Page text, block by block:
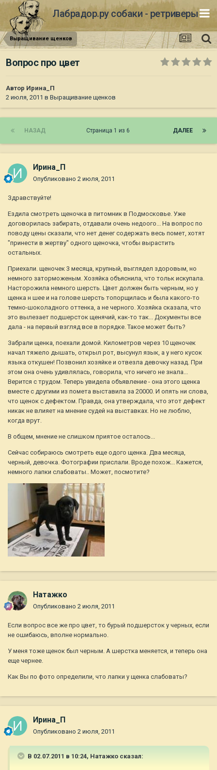
Лабрадор.ру собаки - ретриверы
Выращивание щенков
Вопрос про цвет
Автор Ирина_П
2 июля, 2011 в Выращивание щенков
НАЗАД ДАЛЕЕ
Страница 1 из 6
Ирина_П
Опубликовано 2 июля, 2011
Здравствуйте!
Ездила смотреть щеночка в питомник в Подмосковье. Уже
договорилась забирать, отдавали очень недоого... На вопрос по
поводу цены сказали, что нет денег содержать весь помет, хотят
"принести в жертву" одного щеночка, чтобы вырастить
остальных.
Приехали. щеночек 3 месяца, крупный, выглядел здоровым, но
немного заторможеным. Хозяйка объяснила, что тольк искупала.
Насторожила немного шерсть. Цвет должен быть черным, но у
щенка н шее и на голове шерсть топорщилась и была какого-то
темно-шоколадного оттенка, а не черного. Хозяйка сказала, что
это вылезает подшерсток щенячий, как-то так... Документы все
дала - на первый взгляд все в порядке. Такое может быть?
Забрали щенка, поехали домой. Километров через 10 щеночек
начал тяжело дышать, открыл рот, высунул язык, а у него кусок
языка откушен! Позвонил хозяйке и отвезла девочку назад. При
этом она очень удивлялась, говорила, что ничего не знала...
Верится с трудом. Теперь увидела объявление - она этого щенка
вместе с другими из помета выставила за 20000. И опять ни слова,
что щенок с дефектом. Правда, она утверждала, что этот дефект
никак не влияет на мнение судей на выставках. Но не люблю,
когда врут.
В общем, мнение не слишком приятое осталось...
Сейчас собираюсь смотреть еще одого щенка. Два месяца,
черный, девочка. Фотографии прислали. Вроде похож... Кажется,
немного лапки слабоваты.. Может, посмотите?
Натажко
Опубликовано 2 июля, 2011
Если вопрос все же про цвет, то бурый подшерсток у черных, если
не ошибаюсь, вполне нормально.
У меня тоже щенок был черным. А шерстка меняется, и теперь она
еще чернее.
Как Вы по фото определили, что лапки у щенка слабоваты?
Ирина_П
Опубликовано 2 июля, 2011
В 02.07.2011 в 10:24, Натажко сказал: